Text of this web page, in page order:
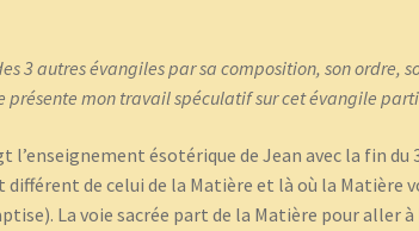
3 autres évangiles par sa composition, son ordre,
présente mon travail spéculatif sur cet évangile
l’enseignement ésotérique de Jean avec la fin du
de celui de la Matière et là où la Matière
La voie sacrée part de la Matière pour aller à